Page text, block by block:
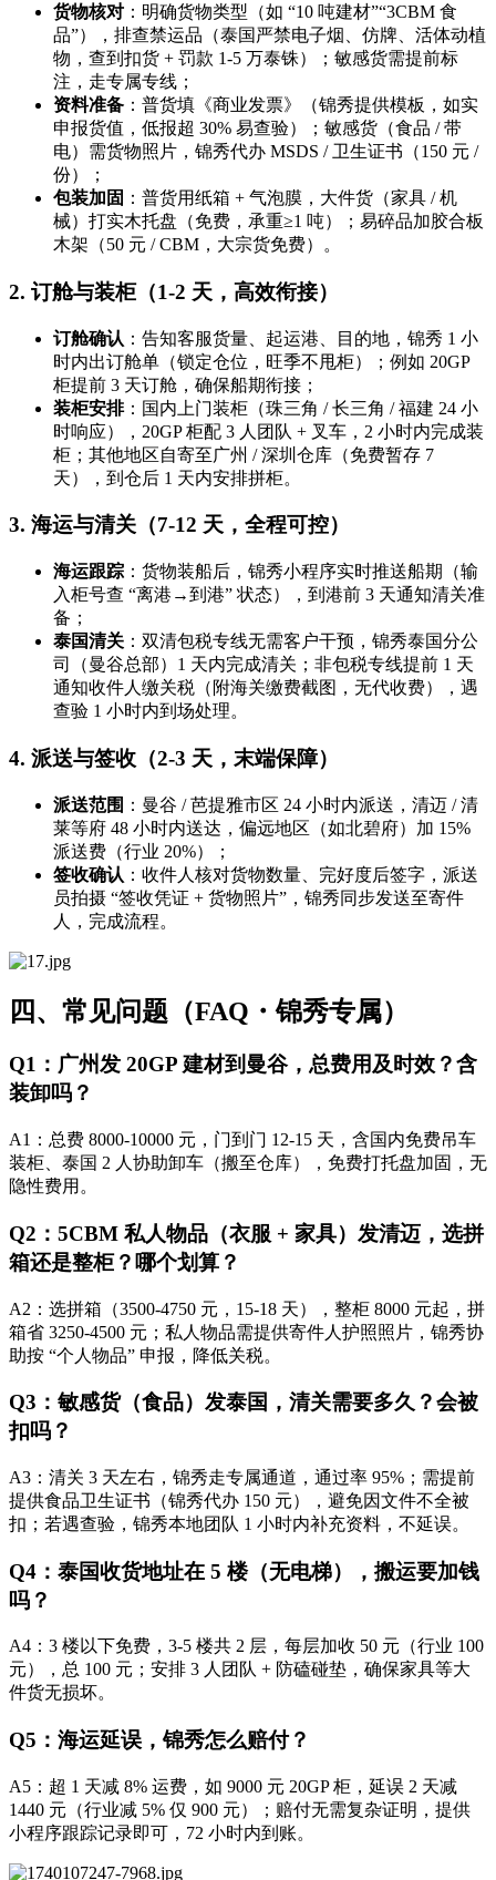
货物核对 ：明确货物类型（如 “10 吨建材”“3CBM 食
品”），排查禁运品（泰国严禁电子烟、仿牌、活体动植
物，查到扣货 + 罚款 1-5 万泰铢）；敏感货需提前标
注，走专属专线；
资料准备 ：普货填《商业发票》（锦秀提供模板，如实
申报货值，低报超 30% 易查验）；敏感货（食品 / 带
电）需货物照片，锦秀代办 MSDS / 卫生证书（150 元 /
份）；
包装加固 ：普货用纸箱 + 气泡膜，大件货（家具 / 机
械）打实木托盘（免费，承重≥1 吨）；易碎品加胶合板
木架（50 元 / CBM，大宗货免费）。
2. 订舱与装柜（1-2 天，高效衔接）
订舱确认 ：告知客服货量、起运港、目的地，锦秀 1 小
时内出订舱单（锁定仓位，旺季不甩柜）；例如 20GP
柜提前 3 天订舱，确保船期衔接；
装柜安排：国内上门装柜（珠三角 / 长三角 / 福建 24 小
时响应），20GP 柜配 3 人团队 + 叉车，2 小时内完成装
柜；其他地区自寄至广州 / 深圳仓库（免费暂存 7
天），到仓后 1 天内安排拼柜。
3. 海运与清关（7-12 天，全程可控）
海运跟踪 ：货物装船后，锦秀小程序实时推送船期（输
入柜号查 “离港→到港” 状态），到港前 3 天通知清关准
备；
泰国清关 ：双清包税专线无需客户干预，锦秀泰国分公
司（曼谷总部）1 天内完成清关；非包税专线提前 1 天
通知收件人缴关税（附海关缴费截图，无代收费），遇
查验 1 小时内到场处理。
4. 派送与签收（2-3 天，末端保障）
派送范围 ：曼谷 / 芭提雅市区 24 小时内派送，清迈 / 清
莱等府 48 小时内送达，偏远地区（如北碧府）加 15%
派送费（行业 20%）；
签收确认 ：收件人核对货物数量、完好度后签字，派送
员拍摄 “签收凭证 + 货物照片”，锦秀同步发送至寄件
人，完成流程。
四、常见问题（FAQ・锦秀专属）
Q1：广州发 20GP 建材到曼谷，总费用及时效？含
装卸吗？
A1：总费 8000-10000 元，门到门 12-15 天，含国内免费吊车
装柜、泰国 2 人协助卸车（搬至仓库），免费打托盘加固，无
隐性费用。
Q2：5CBM 私人物品（衣服 + 家具）发清迈，选拼
箱还是整柜？哪个划算？
A2：选拼箱（3500-4750 元，15-18 天），整柜 8000 元起，拼
箱省 3250-4500 元；私人物品需提供寄件人护照照片，锦秀协
助按 “个人物品” 申报，降低关税。
Q3：敏感货（食品）发泰国，清关需要多久？会被
扣吗？
A3：清关 3 天左右，锦秀走专属通道，通过率 95%；需提前
提供食品卫生证书（锦秀代办 150 元），避免因文件不全被
扣；若遇查验，锦秀本地团队 1 小时内补充资料，不延误。
Q4：泰国收货地址在 5 楼（无电梯），搬运要加钱
吗？
A4：3 楼以下免费，3-5 楼共 2 层，每层加收 50 元（行业 100
元），总 100 元；安排 3 人团队 + 防磕碰垫，确保家具等大
件货无损坏。
Q5：海运延误，锦秀怎么赔付？
A5：超 1 天减 8% 运费，如 9000 元 20GP 柜，延误 2 天减
1440 元（行业减 5% 仅 900 元）；赔付无需复杂证明，提供
小程序跟踪记录即可，72 小时内到账。